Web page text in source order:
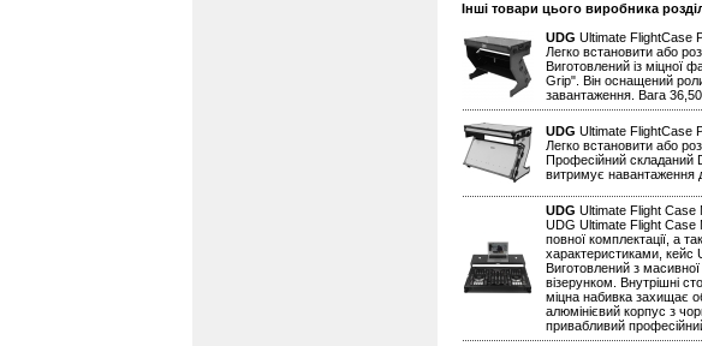
Інші товари цього виробника
UDG Ultimate FlightCase
Легко встановити або
Виготовлений із міцної
Grip". Він оснащений
завантаження. Вага
UDG Ultimate FlightCase
Легко встановити або
Професійний складаний
витримує навантаження
UDG Ultimate Flight Case
UDG Ultimate Flight Case
повної комплектації, а
характеристиками, кейс
Виготовлений з
візерунком. Внутрішні
міцна набивка захищає
алюмінієвий корпус з
привабливий